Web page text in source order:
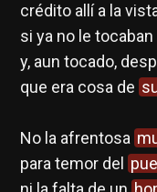
crédito allí a la
si ya no le
y, aun tocado,
que era cosa de
No la afrentosa
para temor del